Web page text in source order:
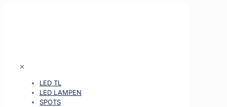
✕
LED TL
LED LAMPEN
SPOTS